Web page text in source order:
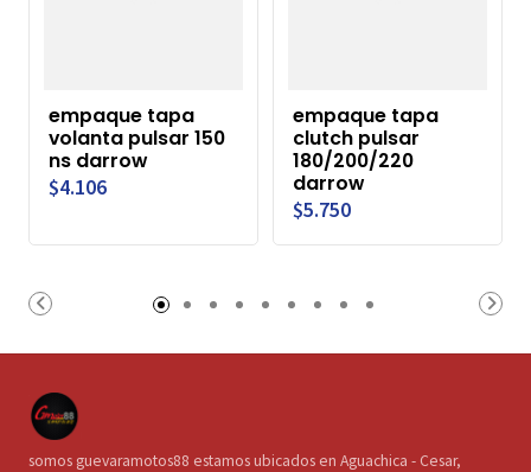
empaque tapa
volanta pulsar 150
ns darrow
$4.106
empaque tapa
clutch pulsar
180/200/220
darrow
$5.750
somos guevaramotos88 estamos ubicados en Aguachica - Cesar,